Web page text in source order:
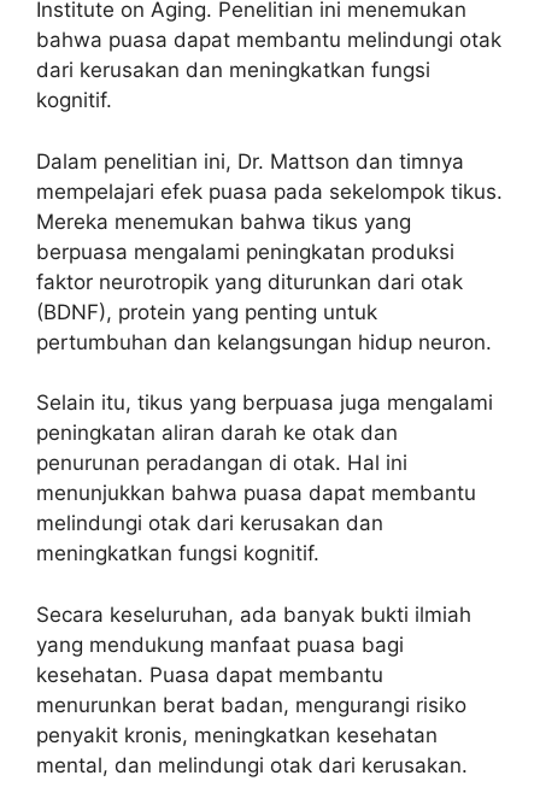
Institute on Aging. Penelitian ini menemukan
bahwa puasa dapat membantu melindungi otak
dari kerusakan dan meningkatkan fungsi
kognitif.
Dalam penelitian ini, Dr. Mattson dan timnya
mempelajari efek puasa pada sekelompok tikus.
Mereka menemukan bahwa tikus yang
berpuasa mengalami peningkatan produksi
faktor neurotropik yang diturunkan dari otak
(BDNF), protein yang penting untuk
pertumbuhan dan kelangsungan hidup neuron.
Selain itu, tikus yang berpuasa juga mengalami
peningkatan aliran darah ke otak dan
penurunan peradangan di otak. Hal ini
menunjukkan bahwa puasa dapat membantu
melindungi otak dari kerusakan dan
meningkatkan fungsi kognitif.
Secara keseluruhan, ada banyak bukti ilmiah
yang mendukung manfaat puasa bagi
kesehatan. Puasa dapat membantu
menurunkan berat badan, mengurangi risiko
penyakit kronis, meningkatkan kesehatan
mental, dan melindungi otak dari kerusakan.